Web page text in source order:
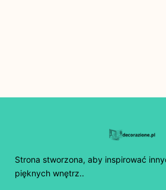
Strona stworzona, aby inspirować
pięknych wnętrz..